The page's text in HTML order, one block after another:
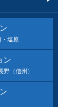
・塩原
ン
野（信州）